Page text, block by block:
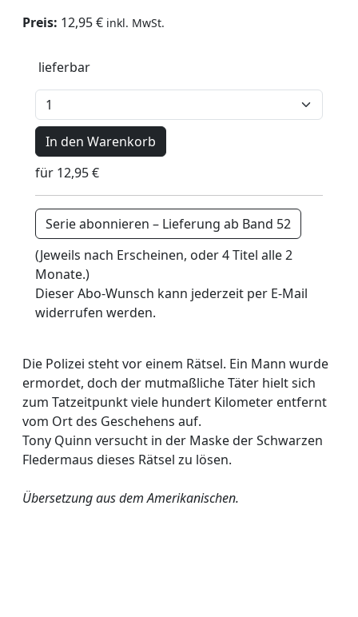
Preis: 12,95 € inkl. MwSt.
lieferbar
In den Warenkorb
für 12,95 €
Serie abonnieren – Lieferung ab Band 52
(Jeweils nach Erscheinen, oder 4 Titel alle 2
Monate.)
Dieser Abo-Wunsch kann jederzeit per E-Mail
widerrufen werden.
Die Polizei steht vor einem Rätsel. Ein Mann wurde
ermordet, doch der mutmaßliche Täter hielt sich
zum Tatzeitpunkt viele hundert Kilometer entfernt
vom Ort des Geschehens auf.
Tony Quinn versucht in der Maske der Schwarzen
Fledermaus dieses Rätsel zu lösen.
Übersetzung aus dem Amerikanischen.